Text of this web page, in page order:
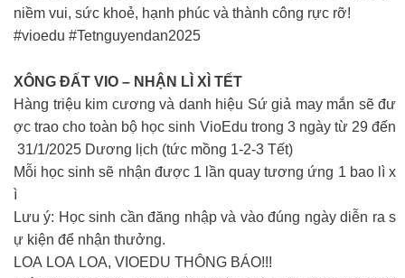
niềm vui, sức khoẻ, hạnh phúc và thành công rực rỡ!
#vioedu #Tetnguyendan2025
XÔNG ĐẤT VIO – NHẬN LÌ XÌ TẾT
Hàng triệu kim cương và danh hiệu Sứ giả may mắn sẽ đư
ợc trao cho toàn bộ học sinh VioEdu trong 3 ngày từ 29 đến
31/1/2025 Dương lịch (tức mồng 1-2-3 Tết)
Mỗi học sinh sẽ nhận được 1 lần quay tương ứng 1 bao lì x
ì
Lưu ý: Học sinh cần đăng nhập và vào đúng ngày diễn ra s
ự kiện để nhận thưởng.
LOA LOA LOA, VIOEDU THÔNG BÁO!!!